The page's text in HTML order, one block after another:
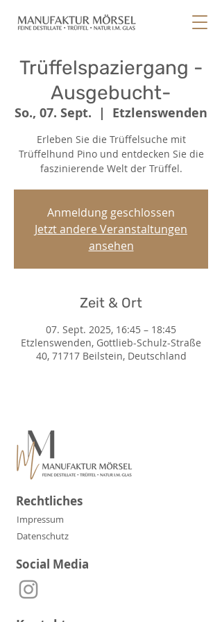
Trüffelspaziergang -
Ausgebucht-
So., 07. Sept.
  |
Etzlenswenden
Erleben Sie die Trüffelsuche mit
Trüffelhund Pino und entdecken Sie die
faszinierende Welt der Trüffel.
Anmeldung geschlossen
Jetzt andere Veranstaltungen
ansehen
Zeit & Ort
07. Sept. 2025, 16:45 – 18:45
Etzlenswenden, Gottlieb-Schulz-Straße
40, 71717 Beilstein, Deutschland
Rechtliches
Impressum
Datenschutz
Social Media